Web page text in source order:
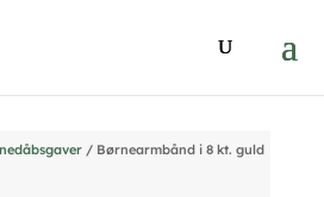
/ Børnearmbånd i 8 kt. guld